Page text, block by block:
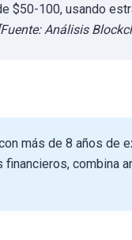
$50-100, usando
Análisis
más de 8 años de
combina